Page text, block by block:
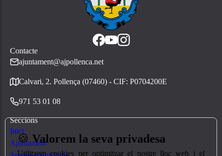
Contacte
ajuntament@ajpollenca.net
Calvari, 2. Pollença (07460) - CIF: P0704200E
971 53 01 08
Seccions
Inici
Ajuntament
🍪Valorem la seva privadesa
Utilitzem cookies per optimitzar el nostre lloc web i el